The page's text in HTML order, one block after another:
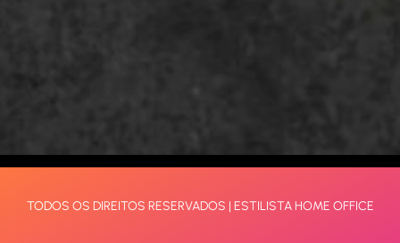
TODOS OS DIREITOS RESERVADOS | ESTILISTA HOME OFFICE